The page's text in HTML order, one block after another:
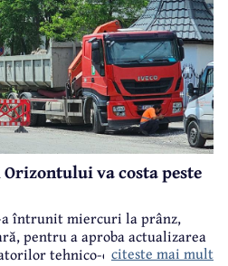
va costa peste
a întrunit miercuri la prânz,
pentru a aproba actualizarea
tehnico-economici și a
citeste mai mult